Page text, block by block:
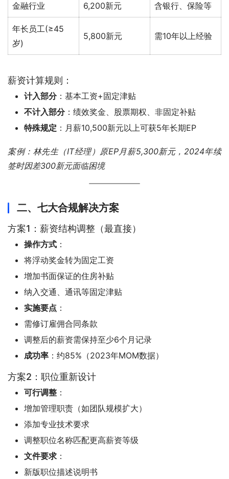
金融行业 6,200新元 含银行、保险等
年长员工(≥45
岁)
5,800新元 需10年以上经验
薪资计算规则：
计入部分：基本工资+固定津贴
不计入部分：绩效奖金、股票期权、非固定补贴
特殊规定 ：月薪10,500新元以上可获5年长期EP
案例：林先生（IT经理）原EP月薪5,300新元，2024年续
签时因差300新元面临困境
二、七大合规解决方案
方案1：薪资结构调整（最直接）
操作方式 ：
将浮动奖金转为固定工资
增加书面保证的住房补贴
纳入交通、通讯等固定津贴
实施要点 ：
需修订雇佣合同条款
调整后的薪资需保持至少6个月记录
成功率 ：约85%（2023年MOM数据）
方案2：职位重新设计
可行调整 ：
增加管理职责（如团队规模扩大）
添加专业技术要求
调整职位名称匹配更高薪资等级
文件要求 ：
新版职位描述说明书